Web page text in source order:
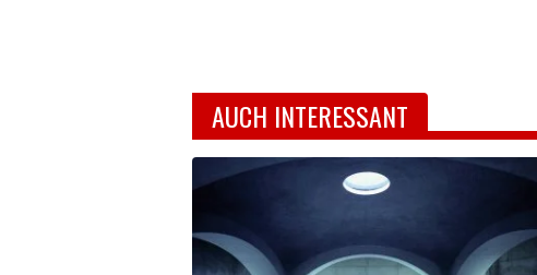
AUCH INTERESSANT